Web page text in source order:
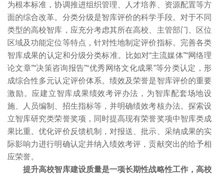
为根本标准，协调推进组织管理、人才培养、资源配置等方
面的综合改革。分类分级是智库评价的科学手段。对于不同
类型的高校智库，应充分考虑其所在高校、主管部门、区位
区域及功能定位等特点，针对性地制定评价指标。完善各类
智库成果的认定和分级分类标准。比如对“主流媒体”“网络理
论文章”“决策咨询报告”“优秀网络文化成果”等分类认定，形
成综合性多元认定评价体系。绩效及荣誉是智库评价的重要
激励。应建立智库成果绩效考评办法，为智库配套场地设
施、人员编制、招生指标等，并明确绩效考核办法。探索设
立智库研究类荣誉奖项，同时提高现有荣誉奖项中智库类成
果比重。优化评价反馈机制，对报送、批示、采纳成果的实
际影响力进行明确认定并纳入绩效考评，贡献突出的给予相
应荣誉。
提升高校智库建设质量是一项长期性战略性工作，高校